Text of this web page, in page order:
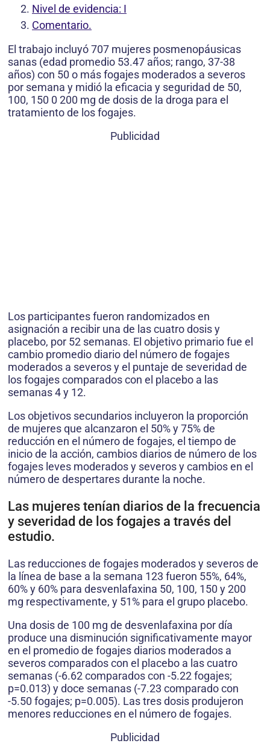
Nivel de evidencia: I
Comentario.
El trabajo incluyó 707 mujeres posmenopáusicas
sanas (edad promedio 53.47 años; rango, 37-38
años) con 50 o más fogajes moderados a severos
por semana y midió la eficacia y seguridad de 50,
100, 150 0 200 mg de dosis de la droga para el
tratamiento de los fogajes.
Publicidad
Los participantes fueron randomizados en
asignación a recibir una de las cuatro dosis y
placebo, por 52 semanas. El objetivo primario fue el
cambio promedio diario del número de fogajes
moderados a severos y el puntaje de severidad de
los fogajes comparados con el placebo a las
semanas 4 y 12.
Los objetivos secundarios incluyeron la proporción
de mujeres que alcanzaron el 50% y 75% de
reducción en el número de fogajes, el tiempo de
inicio de la acción, cambios diarios de número de los
fogajes leves moderados y severos y cambios en el
número de despertares durante la noche.
Las mujeres tenían diarios de la frecuencia
y severidad de los fogajes a través del
estudio.
Las reducciones de fogajes moderados y severos de
la línea de base a la semana 123 fueron 55%, 64%,
60% y 60% para desvenlafaxina 50, 100, 150 y 200
mg respectivamente, y 51% para el grupo placebo.
Una dosis de 100 mg de desvenlafaxina por día
produce una disminución significativamente mayor
en el promedio de fogajes diarios moderados a
severos comparados con el placebo a las cuatro
semanas (-6.62 comparados con -5.22 fogajes;
p=0.013) y doce semanas (-7.23 comparado con
-5.50 fogajes; p=0.005). Las tres dosis produjeron
menores reducciones en el número de fogajes.
Publicidad